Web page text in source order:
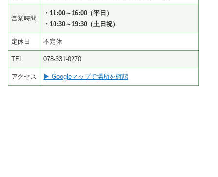
営業時間
・11:00～16:00（平日）
・10:30～19:30（土日祝）
定休日 不定休
TEL 078-331-0270
アクセス ▶ Googleマップで場所を確認